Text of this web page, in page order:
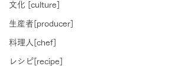
文化 [culture]
生産者[producer]
料理人[chef]
レシピ[recipe]